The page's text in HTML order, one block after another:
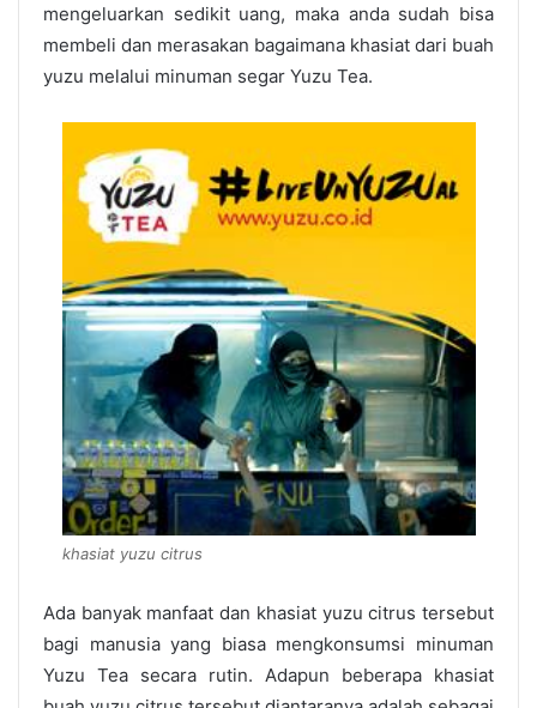
mengeluarkan sedikit uang, maka anda sudah bisa
membeli dan merasakan bagaimana khasiat dari buah
yuzu melalui minuman segar Yuzu Tea.
khasiat yuzu citrus
Ada banyak manfaat dan khasiat yuzu citrus tersebut
bagi manusia yang biasa mengkonsumsi minuman
Yuzu Tea secara rutin. Adapun beberapa khasiat